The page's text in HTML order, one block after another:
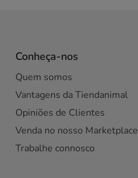
Conheça-nos
Quem somos
Vantagens da Tiendanimal
Opiniões de Clientes
Venda no nosso Marketplace
Trabalhe connosco